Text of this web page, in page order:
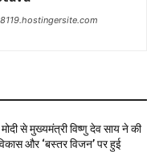
से मुख्यमंत्री विष्णु देव साय ने की
और ‘बस्तर विजन’ पर हुई